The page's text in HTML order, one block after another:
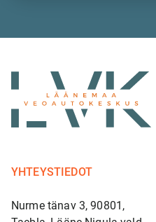
YHTEYSTIEDOT
Nurme tänav 3, 90801,